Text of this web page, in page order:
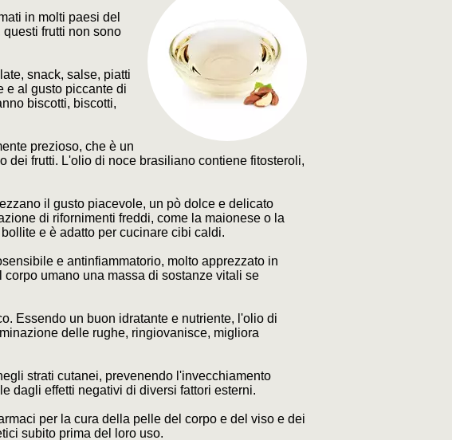
in molti paesi del
frutti non sono
snack, salse, piatti
e al gusto piccante di
biscotti, biscotti,
prezioso, che è un
dei frutti. L'olio di noce brasiliano contiene fitosteroli,
il gusto piacevole, un pò dolce e delicato
di rifornimenti freddi, come la maionese o la
e è adatto per cucinare cibi caldi.
e antinfiammatorio, molto apprezzato in
umano una massa di sostanze vitali se
Essendo un buon idratante e nutriente, l'olio di
delle rughe, ringiovanisce, migliora
strati cutanei, prevenendo l'invecchiamento
dagli effetti negativi di diversi fattori esterni.
per la cura della pelle del corpo e del viso e dei
subito prima del loro uso.